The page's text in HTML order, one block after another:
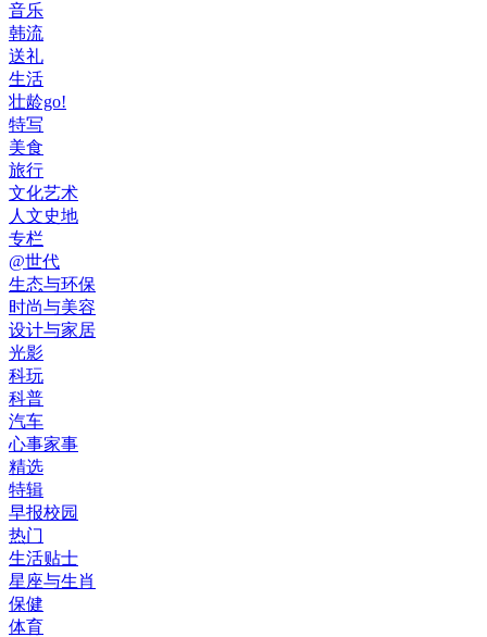
音乐
韩流
送礼
生活
壮龄go!
特写
美食
旅行
文化艺术
人文史地
专栏
@世代
生态与环保
时尚与美容
设计与家居
光影
科玩
科普
汽车
心事家事
精选
特辑
早报校园
热门
生活贴士
星座与生肖
保健
体育